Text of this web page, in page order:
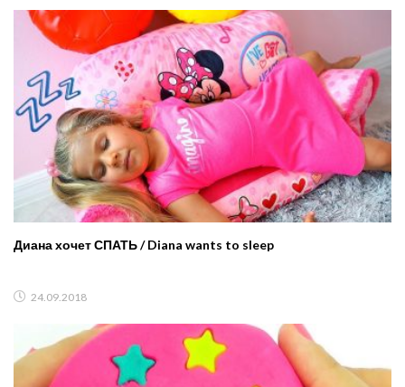
Диана хочет СПАТЬ / Diana wants to sleep
24.09.2018